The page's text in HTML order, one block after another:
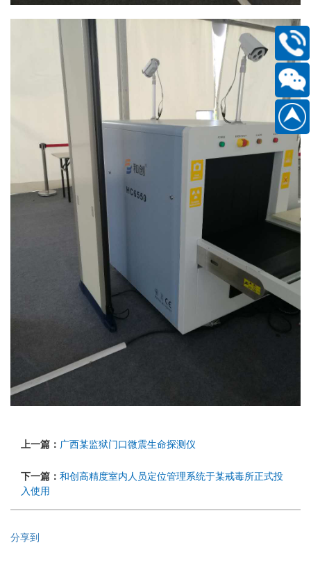
上一篇： 广西某监狱门口微震生命探测仪
下一篇： 和创高精度室内人员定位管理系统于某戒毒所正式投
入使用
分享到
400-
168-
6661
扫
一
扫
关
注
微
众
号